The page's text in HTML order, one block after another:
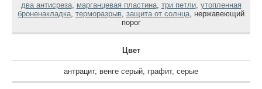
два антисреза, марганцевая пластина, три петли, утопленная
броненакладка, терморазрыв, защита от солнца, нержавеющий
порог
Цвет
антрацит, венге серый, графит, серые